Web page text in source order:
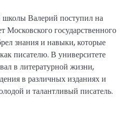
школы Валерий поступил на
Московского государственного
знания и навыки, которые
писателю. В университете
в литературной жизни,
в различных изданиях и
и талантливый писатель.